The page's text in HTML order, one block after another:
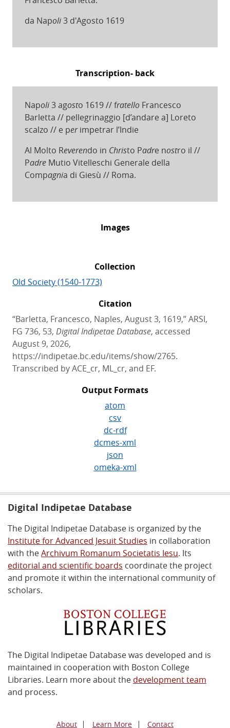
da Napoli3 d'Agosto 1619
Transcription- back
Napoli3 agosto 1619 // fratelloFrancesco
Barletta // pellegrinaggio [d’andare a] Loreto
scalzo // e perimpetrar l’Indie
Al Molto Reverendo in Christo Padre nostro il //
PadreMutio Vitelleschi Generale della
Compagnia di Giesù // Roma.
Images
Collection
Old Society (1540-1773)
Citation
“Barletta, Francesco, Naples, August 3, 1619,” ARSI,
FG 736, 53, Digital Indipetae Database, accessed
August 9, 2026,
https://indipetae.bc.edu/items/show/2765.
Transcribed by ACE_cr, ML_cr, and EF.
Output Formats
atom
csv
dc-rdf
dcmes-xml
json
omeka-xml
Digital Indipetae Database
The Digital Indipetae Database is organized by the
Institute for Advanced Jesuit Studies in collaboration
with theArchivum Romanum Societatis Iesu. Its
editorial and scientific boards coordinate the project
and promote it within the international community of
scholars.
The Digital Indipetae Database was developed and is
maintained in cooperation with Boston College
Libraries. Learn more about the development team
and process.
About Learn More Contact